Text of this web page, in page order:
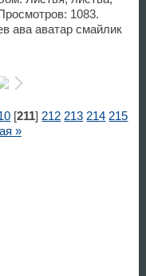
1083.
ава аватар смайлик
[211] 212 213 214 215
»